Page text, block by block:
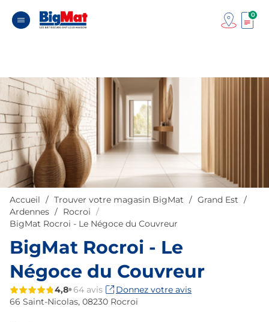
0
Accueil Trouver votre magasin BigMat
Grand Est
Ardennes
Rocroi
BigMat Rocroi - Le Négoce du Couvreur
BigMat Rocroi - Le
Négoce du Couvreur
4,8 64 avis
Donnez votre avis
66 Saint-Nicolas, 08230 Rocroi